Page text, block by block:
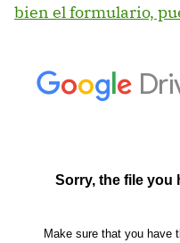
bien el formulario,